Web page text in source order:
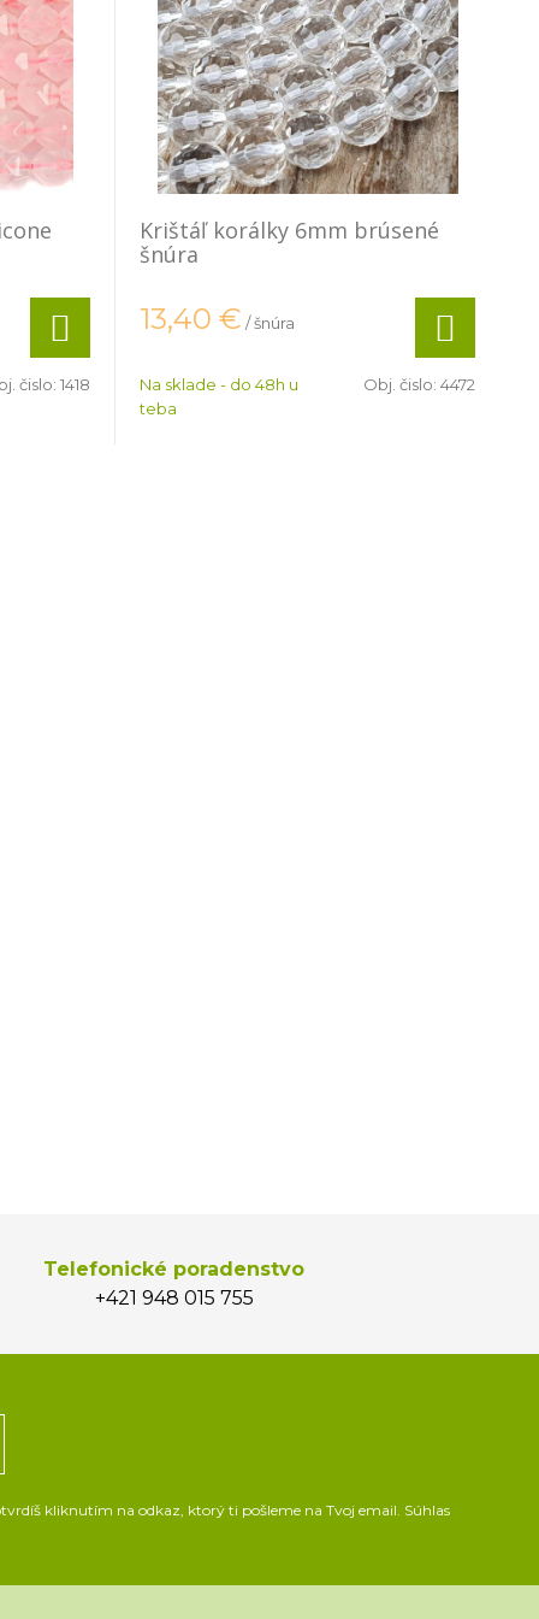
čislo: 1418
Krištáľ korálky 6mm brúsené
šnúra
13,40 € / šnúra
Na sklade - do 48h u
teba
Obj. čislo: 4472
Telefonické poradenstvo
+421 948 015 755
kliknutím na odkaz, ktorý ti pošleme na Tvoj email. Súhlas